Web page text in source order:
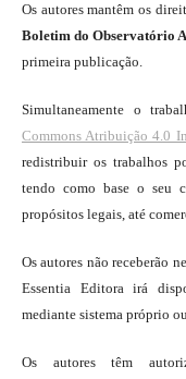
Os autores mantêm os
Boletim do Observatório
primeira publicação.
Simultaneamente o
Commons Atribuição 4.0
redistribuir os trabalhos
tendo como base o seu
propósitos legais, até
Os autores não receberão
Essentia Editora irá
mediante sistema próprio
Os autores têm